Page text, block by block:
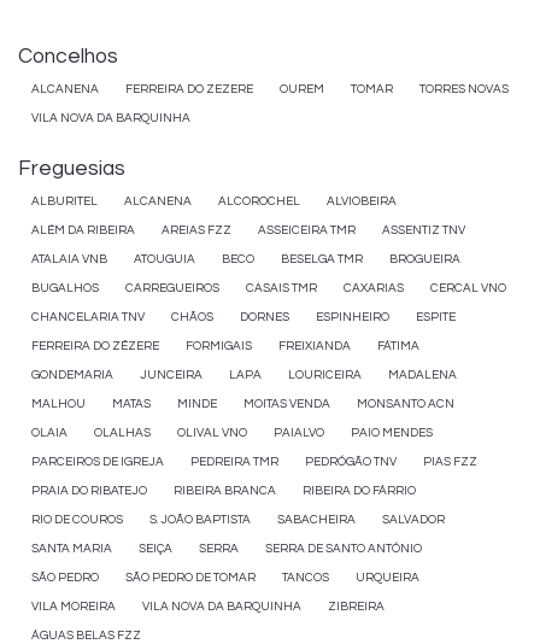
Concelhos
ALCANENA FERREIRA DO ZEZERE OUREM TOMAR TORRES NOVAS
VILA NOVA DA BARQUINHA
Freguesias
ALBURITEL ALCANENA ALCOROCHEL ALVIOBEIRA
ALÉM DA RIBEIRA AREIAS FZZ ASSEICEIRA TMR ASSENTIZ TNV
ATALAIA VNB ATOUGUIA BECO BESELGA TMR BROGUEIRA
BUGALHOS CARREGUEIROS CASAIS TMR CAXARIAS CERCAL VNO
CHANCELARIA TNV CHÃOS DORNES ESPINHEIRO ESPITE
FERREIRA DO ZÊZERE FORMIGAIS FREIXIANDA FÁTIMA
GONDEMARIA JUNCEIRA LAPA LOURICEIRA MADALENA
MALHOU MATAS MINDE MOITAS VENDA MONSANTO ACN
OLAIA OLALHAS OLIVAL VNO PAIALVO PAIO MENDES
PARCEIROS DE IGREJA PEDREIRA TMR PEDRÓGÃO TNV PIAS FZZ
PRAIA DO RIBATEJO RIBEIRA BRANCA RIBEIRA DO FÁRRIO
RIO DE COUROS S. JOÃO BAPTISTA SABACHEIRA SALVADOR
SANTA MARIA SEIÇA SERRA SERRA DE SANTO ANTÓNIO
SÃO PEDRO SÃO PEDRO DE TOMAR TANCOS URQUEIRA
VILA MOREIRA VILA NOVA DA BARQUINHA ZIBREIRA
ÁGUAS BELAS FZZ